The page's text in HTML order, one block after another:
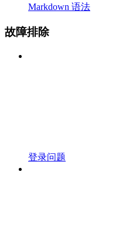
Markdown 语法
故障排除
登录问题